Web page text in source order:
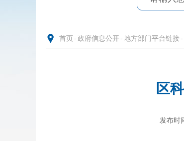
首页 - 政府信息公开- 地方部门平台链接-
区
发布时